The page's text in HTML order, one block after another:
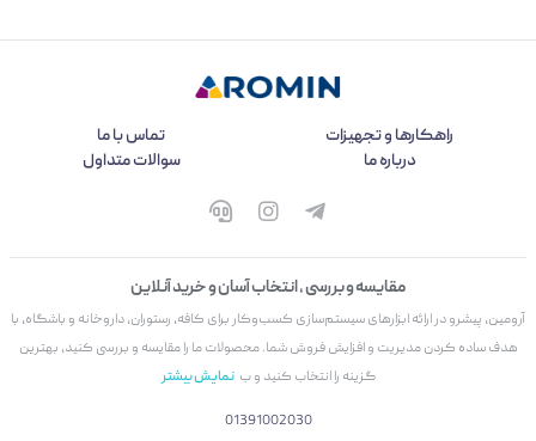
راهکارها و تجهیزات
تماس با ما
درباره ما
سوالات متداول
مقایسه و بررسی ، انتخاب آسان و خرید آنلاین
آرومین، پیشرو در ارائه ابزارهای سیستم‌سازی کسب‌وکار برای کافه، رستوران، داروخانه و باشگاه، با
هدف ساده کردن مدیریت و افزایش فروش شما. محصولات ما را مقایسه و بررسی کنید، بهترین
گزینه را انتخاب کنید و ب نمایش بیشتر
01391002030